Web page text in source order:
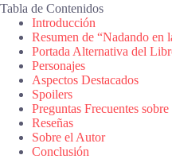
Tabla de Contenidos
Introducción
Resumen de “Nadando en
Portada Alternativa del
Personajes
Aspectos Destacados
Spoilers
Preguntas Frecuentes
Reseñas
Sobre el Autor
Conclusión